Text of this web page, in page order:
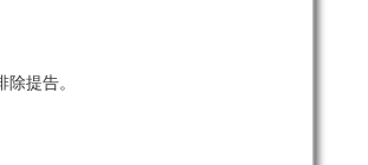
提告。